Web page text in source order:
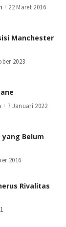
22 Maret 2016
Manchester
2023
7 Januari 2022
Belum
2016
Rivalitas